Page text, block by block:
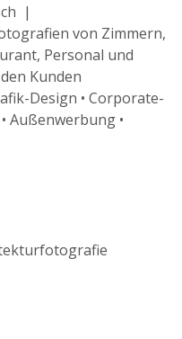
|
von Zimmern,
Personal und
Kunden
Design • Corporate-
Außenwerbung •